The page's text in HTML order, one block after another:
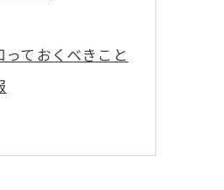
ておくべきこと